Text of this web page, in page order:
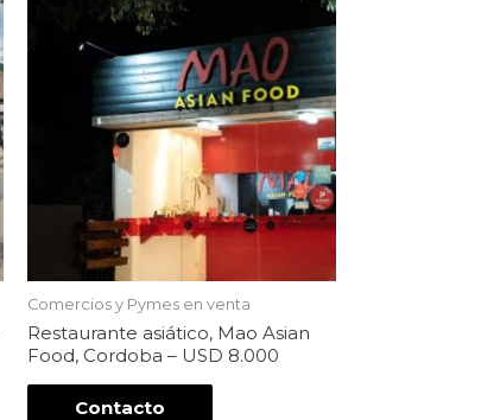
Comercios y Pymes en venta
Restaurante asiático, Mao Asian
Food, Cordoba – USD 8.000
Contacto